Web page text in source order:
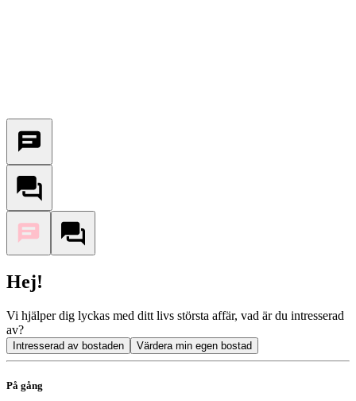
Hej!
Vi hjälper dig lyckas med ditt livs största affär, vad är du intresserad
av?
Intresserad av bostaden Värdera min egen bostad
På gång